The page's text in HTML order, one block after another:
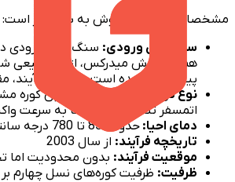
مشخصات اصلی این روش به شرح زیر است:
سنگ آهن ورودی: سنگ آهن ورودی
همانند روش میدرکس، از گاز طبیعی
پیش‌بینی شده است. در این فرآیند،
نوع کوره احیا و شرایط آن:
اتمسفر تنظیم می‌شود تا به سرعت
دمای احیا: حدود 850 تا 780 درجه سانتیگراد
تاریخچه فرآیند: از سال 2003
موقعیت فرآیند: بدون محدودیت اما
ظرفیت: ظرفیت کوره‌های نسل چهارم بر اساس